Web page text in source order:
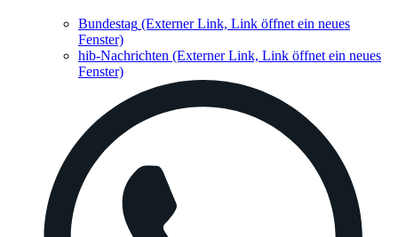
Bundestag (Externer Link, Link öffnet ein neues
Fenster)
hib-Nachrichten (Externer Link, Link öffnet ein neues
Fenster)